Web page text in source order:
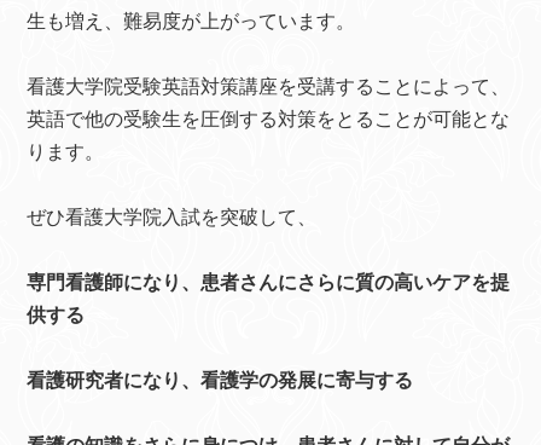
生も増え、難易度が上がっています。
看護大学院受験英語対策講座を受講することによって、
英語で他の受験生を圧倒する対策をとることが可能とな
ります。
ぜひ看護大学院入試を突破して、
専門看護師になり、患者さんにさらに質の高いケアを提
供する
看護研究者になり、看護学の発展に寄与する